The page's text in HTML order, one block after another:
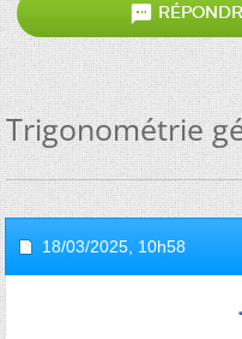

Trigonométrie
18/03/2025, 10h58